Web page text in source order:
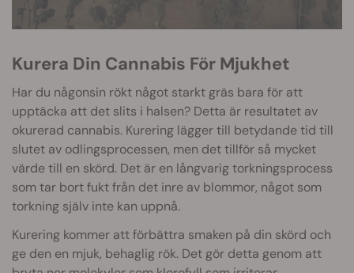
Kurera Din Cannabis För Mjukhet
Har du någonsin rökt något starkt gräs bara för att
upptäcka att det slits i halsen? Detta är resultatet av
okurerad cannabis. Kurering lägger till betydande tid till
slutet av odlingsprocessen, men det tillför så mycket
värde till en skörd. Det är en långvarig torkningsprocess
som tar bort fukt från det inre av blommor, något som
torkning själv inte kan uppnå.
Kurering kommer att förbättra smaken på din skörd och
ge den en mjuk, behaglig rök. Det gör detta genom att